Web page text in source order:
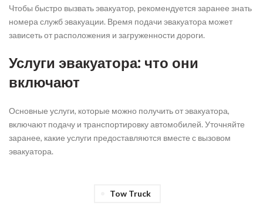
Чтобы быстро вызвать эвакуатор, рекомендуется заранее знать
номера служб эвакуации. Время подачи эвакуатора может
зависеть от расположения и загруженности дороги.
Услуги эвакуатора: что они
включают
Основные услуги, которые можно получить от эвакуатора,
включают подачу и транспортировку автомобилей. Уточняйте
заранее, какие услуги предоставляются вместе с вызовом
эвакуатора.
Tow Truck